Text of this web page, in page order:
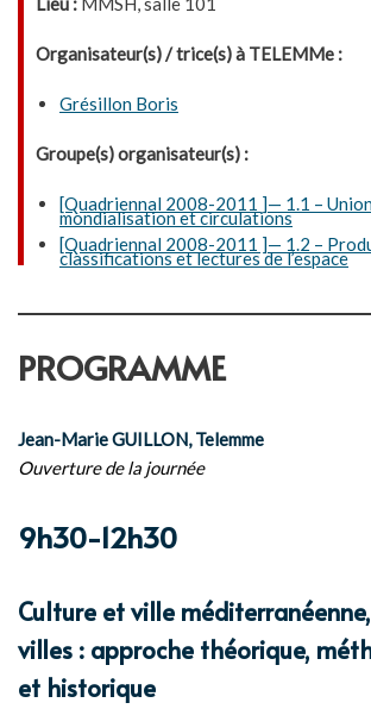
Organisateur(s) / trice(s) à TELEMMe :
Grésillon Boris
Groupe(s) organisateur(s) :
[Quadriennal 2008-2011 ]— 1.1 –
mondialisation et circulations
[Quadriennal 2008-2011 ]— 1.2 –
classifications et lectures de l’espace
PROGRAMME
Jean-Marie GUILLON, Telemme
Ouverture de la journée
9h30-12h30
Culture et ville
villes : approche théorique,
et historique